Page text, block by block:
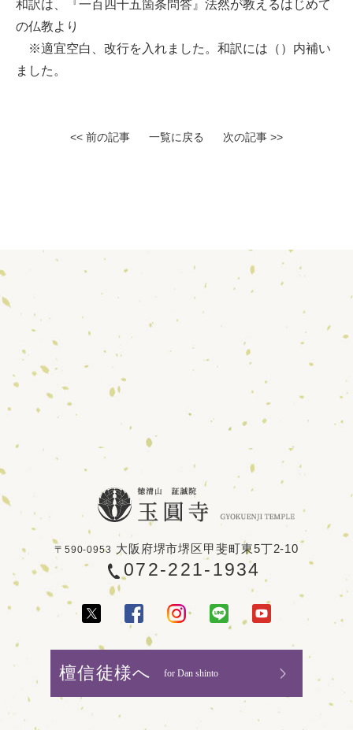
和訳は、『一百四十五箇条問答』法然が教えるはじめて
の仏教より
※適宜空白、改行を入れました。和訳には（）内補い
ました。
<< 前の記事 一覧に戻る 次の記事 >>
〒590-0953 大阪府堺市堺区甲斐町東5丁2-10
072-221-1934
檀信徒様へ for Dan shinto